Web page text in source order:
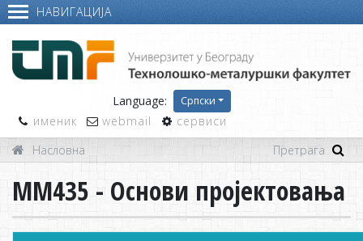
НАВИГАЦИЈА
Language: Српски
именик webmail
сервиси
Насловна
ММ435 - Основи пројектовања